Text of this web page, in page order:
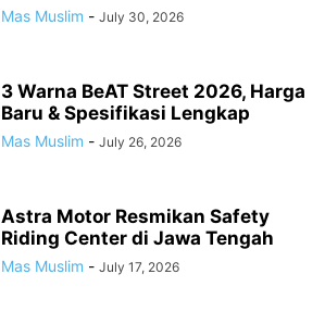
Mas Muslim - July 30, 2026
3 Warna BeAT Street 2026, Harga
Baru & Spesifikasi Lengkap
Mas Muslim - July 26, 2026
Astra Motor Resmikan Safety
Riding Center di Jawa Tengah
Mas Muslim - July 17, 2026